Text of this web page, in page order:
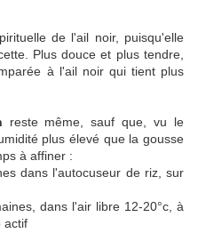
de l'ail noir, puisqu'elle
Plus douce et plus tendre,
à l'ail noir qui tient plus
reste même, sauf que, vu le
plus élevé que la gousse
à affiner :
dans l'autocuseur de riz, sur
dans l'air libre 12-20°c, à
actif